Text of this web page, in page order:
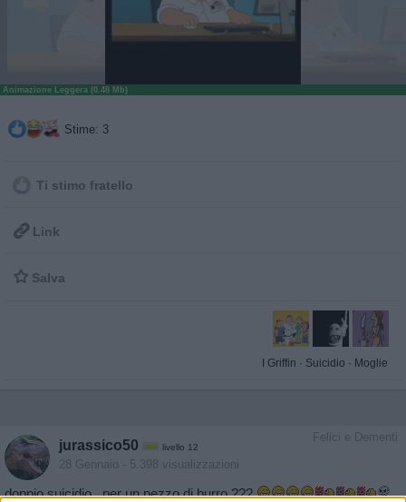
Animazione Leggera (0.48 Mb)
Stime: 3
Ti stimo fratello
 Link
 Salva
I Griffin · Suicidio · Moglie
Felici e Dementi
jurassico50 livello 12
28 Gennaio - 5.398 visualizzazioni
doppio suicidio...per un pezzo di burro ???